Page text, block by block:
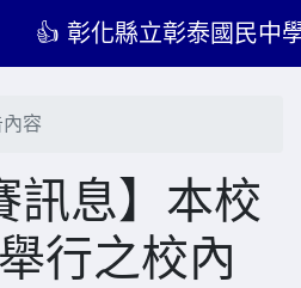
👍 彰化縣立彰泰國民中
容
訊息】本校
行之校內